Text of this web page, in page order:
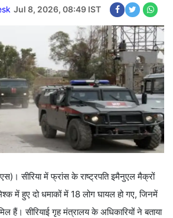
Jul 8, 2026, 08:49 IST
सीरिया में फ्रांस के राष्ट्रपति इमैनुएल मैक्रों
में हुए दो धमाकों में 18 लोग घायल हो गए, जिनमें
हैं। सीरियाई गृह मंत्रालय के अधिकारियों ने बताया